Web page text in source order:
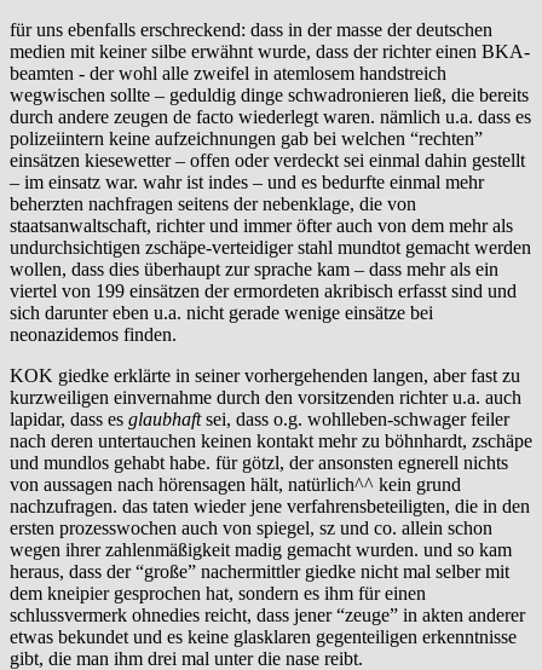
für uns ebenfalls erschreckend: dass in der masse der deutschen
medien mit keiner silbe erwähnt wurde, dass der richter einen BKA-
beamten - der wohl alle zweifel in atemlosem handstreich
wegwischen sollte – geduldig dinge schwadronieren ließ, die bereits
durch andere zeugen de facto wiederlegt waren. nämlich u.a. dass es
polizeiintern keine aufzeichnungen gab bei welchen “rechten”
einsätzen kiesewetter – offen oder verdeckt sei einmal dahin gestellt
– im einsatz war. wahr ist indes – und es bedurfte einmal mehr
beherzten nachfragen seitens der nebenklage, die von
staatsanwaltschaft, richter und immer öfter auch von dem mehr als
undurchsichtigen zschäpe-verteidiger stahl mundtot gemacht werden
wollen, dass dies überhaupt zur sprache kam – dass mehr als ein
viertel von 199 einsätzen der ermordeten akribisch erfasst sind und
sich darunter eben u.a. nicht gerade wenige einsätze bei
neonazidemos finden.
KOK giedke erklärte in seiner vorhergehenden langen, aber fast zu
kurzweiligen einvernahme durch den vorsitzenden richter u.a. auch
lapidar, dass es glaubhaftsei, dass o.g. wohlleben-schwager feiler
nach deren untertauchen keinen kontakt mehr zu böhnhardt, zschäpe
und mundlos gehabt habe. für götzl, der ansonsten egnerell nichts
von aussagen nach hörensagen hält, natürlich^^ kein grund
nachzufragen. das taten wieder jene verfahrensbeteiligten, die in den
ersten prozesswochen auch von spiegel, sz und co. allein schon
wegen ihrer zahlenmäßigkeit madig gemacht wurden. und so kam
heraus, dass der “große” nachermittler giedke nicht mal selber mit
dem kneipier gesprochen hat, sondern es ihm für einen
schlussvermerk ohnedies reicht, dass jener “zeuge” in akten anderer
etwas bekundet und es keine glasklaren gegenteiligen erkenntnisse
gibt, die man ihm drei mal unter die nase reibt.